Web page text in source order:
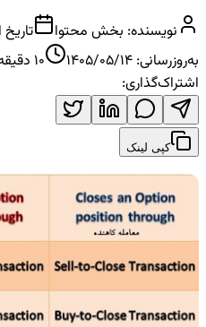
نویسنده: بخش محتوا تاریخ
به‌روزرسانی: 1405/05/14
10
اشتراک‌گذاری:
کپی لینک